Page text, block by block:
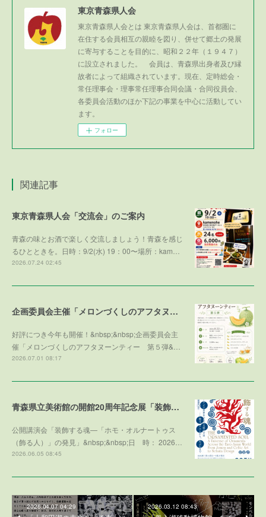
東京青森県人会
東京青森県人会とは 東京青森県人会は、首都圏に
在住する会員相互の親睦を図り、併せて郷土の発展
に寄与することを目的に、昭和２２年（１９４７）
に設立されました。 会員は、青森県出身者及び縁
故者によって組織されています。現在、定時総会・
常任理事会・理事常任理事合同会議・合同役員会、
各委員会活動のほか下記の事業を中心に活動してい
ます。
フォロー
関連記事
東京青森県人会「交流会」のご案内
青森の味とお酒で楽しく交流しましょう！青森を感じ
るひとときを。日時：9/2(水) 19：00〜場所：kam…
2026.07.24 02:45
企画委員会主催「メロンづくしのアフタヌーンティー 第５弾 ～メロンで残暑を乗り切ろう～」参加者募集！
好評につき今年も開催！&nbsp;&nbsp;企画委員会主
催「メロンづくしのアフタヌーンティー 第５弾&…
2026.07.01 08:17
青森県立美術館の開館20周年記念展「装飾する魂」との学術協力プログラム
公開講演会「装飾する魂—「ホモ・オルナートゥス
（飾る人）」の発見」&nbsp;&nbsp;日 時： 2026…
2026.06.05 08:45
2026.04.07 04:29 2026.03.12 08:43